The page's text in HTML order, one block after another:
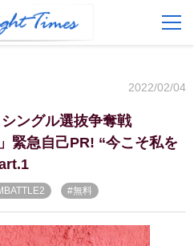
FAQ
会員登録
2022/02/04
ングル選抜争奪戦
緊急自己PR! “今こそ私を
#無料